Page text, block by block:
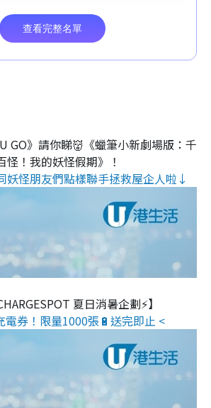
GO》請你睇👹《蠟筆小新劇場版：千
怪！我的妖怪假期》！
妖怪朋友們點樣聯手拯救屋企人啦↓
夏日消暑企劃⚡】
電券！限量1000張🔋送完即止 <